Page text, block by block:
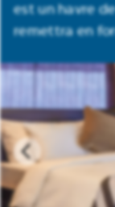
est un havre
remettra en